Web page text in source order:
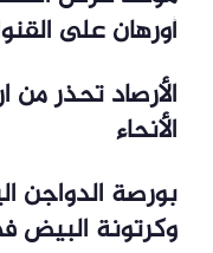
أورهان على
الأرصاد تحذر من
الأنحاء
بورصة الدواجن
وكرتونة البيض